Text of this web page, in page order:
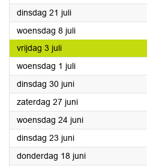
dinsdag 21 juli2026
woensdag 8 juli2026
vrijdag 3 juli2026
woensdag 1 juli2026
dinsdag 30 juni2026
zaterdag 27 juni2026
woensdag 24 juni2026
dinsdag 23 juni2026
donderdag 18 juni2026